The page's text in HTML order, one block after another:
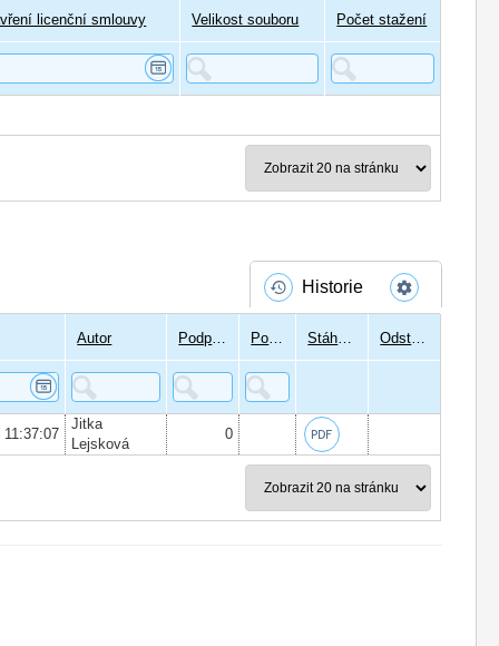
licenční smlouvy Velikost souboru Počet stažení
Historie
Autor Podpisů Podepsal Stáhnout Odstranit
Jitka
Lejsková
0